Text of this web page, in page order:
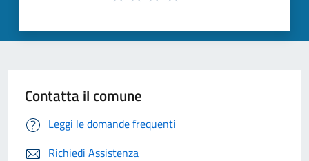
Contatta il comune
Leggi le domande frequenti
Richiedi Assistenza